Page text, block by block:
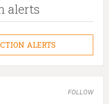
alerts
ALERTS
FOLLOW